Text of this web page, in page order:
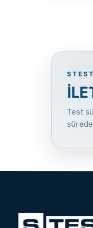
STEST
Test